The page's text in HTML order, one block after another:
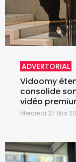
ADVERTORIAL
Vidoomy
consolide
vidéo
Mercredi 27 Mai